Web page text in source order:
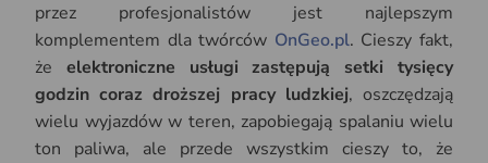
przez profesjonalistów jest najlepszym
komplementem dla twórców OnGeo.pl. Cieszy fakt,
że elektroniczne usługi zastępują setki tysięcy
godzin coraz droższej pracy ludzkiej, oszczędzają
wielu wyjazdów w teren, zapobiegają spalaniu wielu
ton paliwa, ale przede wszystkim cieszy to, że